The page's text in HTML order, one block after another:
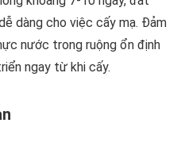
dàng cho việc cấy mạ. Đảm
nước trong ruộng ổn định
ngay từ khi cấy.